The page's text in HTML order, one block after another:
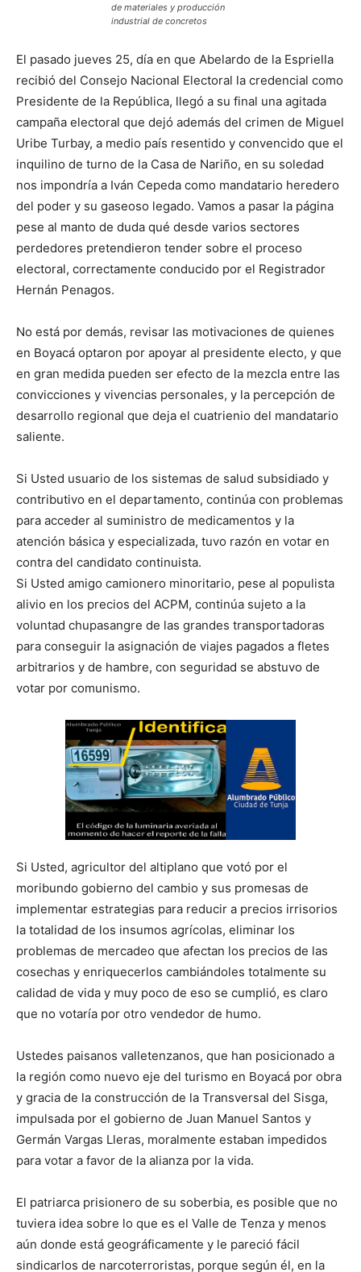
de materiales y producción
industrial de concretos
El pasado jueves 25, día en que Abelardo de la Espriella
recibió del Consejo Nacional Electoral la credencial como
Presidente de la República, llegó a su final una agitada
campaña electoral que dejó además del crimen de Miguel
Uribe Turbay, a medio país resentido y convencido que el
inquilino de turno de la Casa de Nariño, en su soledad
nos impondría a Iván Cepeda como mandatario heredero
del poder y su gaseoso legado. Vamos a pasar la página
pese al manto de duda qué desde varios sectores
perdedores pretendieron tender sobre el proceso
electoral, correctamente conducido por el Registrador
Hernán Penagos.
No está por demás, revisar las motivaciones de quienes
en Boyacá optaron por apoyar al presidente electo, y que
en gran medida pueden ser efecto de la mezcla entre las
convicciones y vivencias personales, y la percepción de
desarrollo regional que deja el cuatrienio del mandatario
saliente.
Si Usted usuario de los sistemas de salud subsidiado y
contributivo en el departamento, continúa con problemas
para acceder al suministro de medicamentos y la
atención básica y especializada, tuvo razón en votar en
contra del candidato continuista.
Si Usted amigo camionero minoritario, pese al populista
alivio en los precios del ACPM, continúa sujeto a la
voluntad chupasangre de las grandes transportadoras
para conseguir la asignación de viajes pagados a fletes
arbitrarios y de hambre, con seguridad se abstuvo de
votar por comunismo.
Si Usted, agricultor del altiplano que votó por el
moribundo gobierno del cambio y sus promesas de
implementar estrategias para reducir a precios irrisorios
la totalidad de los insumos agrícolas, eliminar los
problemas de mercadeo que afectan los precios de las
cosechas y enriquecerlos cambiándoles totalmente su
calidad de vida y muy poco de eso se cumplió, es claro
que no votaría por otro vendedor de humo.
Ustedes paisanos valletenzanos, que han posicionado a
la región como nuevo eje del turismo en Boyacá por obra
y gracia de la construcción de la Transversal del Sisga,
impulsada por el gobierno de Juan Manuel Santos y
Germán Vargas Lleras, moralmente estaban impedidos
para votar a favor de la alianza por la vida.
El patriarca prisionero de su soberbia, es posible que no
tuviera idea sobre lo que es el Valle de Tenza y menos
aún donde está geográficamente y le pareció fácil
sindicarlos de narcoterroristas, porque según él, en la